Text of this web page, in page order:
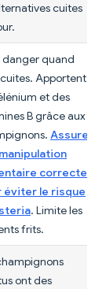
cuites
danger quand
Apportent
et des
B grâce aux
Assure
correcte
éviter le risque
. Limite les
frits.
ont des